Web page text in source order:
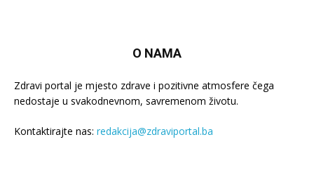
O NAMA
Zdravi portal je mjesto zdrave i pozitivne atmosfere čega
nedostaje u svakodnevnom, savremenom životu.
Kontaktirajte nas: redakcija@zdraviportal.ba